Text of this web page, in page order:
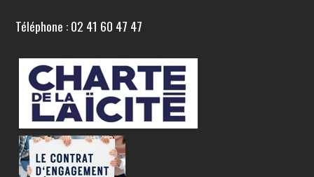
Téléphone : 02 41 60 47 47